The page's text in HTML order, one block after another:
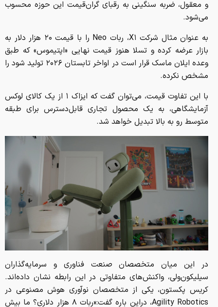
و معقول، ضربه سنگینی به رقبای گران‌قیمت این حوزه محسوب
می‌شود.
به عنوان مثال شرکت X۱، ربات Neo را با قیمت ۲۰ هزار دلار به
بازار عرضه کرده و تسلا هنوز قیمت نهایی «اپتیموس» که طبق
وعده ایلان ماسک قرار است در اواخر تابستان ۲۰۲۶ تولید شود را
مشخص نکرده.
با این تفاوت قیمت، می‌توان گفت که ایزاک ۱ از یک کالای لوکس
آزمایشگاهی، به یک محصول تجاری قابل‌دسترس برای طبقه
متوسط رو به بالا تبدیل خواهد شد.
در این میان متخصصان صنعت فناوری و سرمایه‌گذاران
سیلیکون‌ولی، واکنش‌های متفاوتی در این رابطه نشان داده‌اند.
کریس پکستون، یکی از متخصصان نوآوری هوش مصنوعی در
Agility Robotics، دراین باره گفت:«ربات ۸ هزار دلاری؟ ما بیش